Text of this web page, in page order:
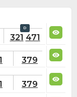
321 471
379
379